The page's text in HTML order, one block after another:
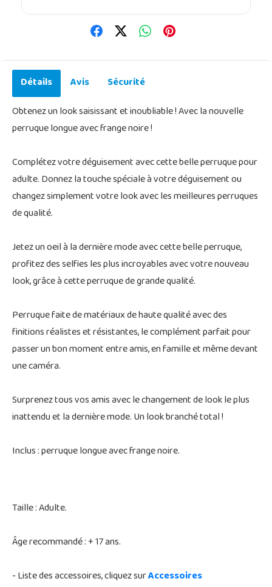
Détails Avis
Sécurité
Obtenez un look saisissant et inoubliable ! Avec la nouvelle
perruque longue avec frange noire !
Complétez votre déguisement avec cette belle perruque pour
adulte. Donnez la touche spéciale à votre déguisement ou
changez simplement votre look avec les meilleures perruques
de qualité.
Jetez un oeil à la dernière mode avec cette belle perruque,
profitez des selfies les plus incroyables avec votre nouveau
look, grâce à cette perruque de grande qualité.
Perruque faite de matériaux de haute qualité avec des
finitions réalistes et résistantes, le complément parfait pour
passer un bon moment entre amis, en famille et même devant
une caméra.
Surprenez tous vos amis avec le changement de look le plus
inattendu et la dernière mode. Un look branché total !
Inclus : perruque longue avec frange noire.
Taille : Adulte.
Âge recommandé : + 17 ans.
- Liste des accessoires, cliquez surAccessoires